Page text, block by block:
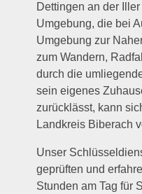
Dettingen an der
Umgebung, die bei
Umgebung zur
zum Wandern,
durch die
sein eigenes
zurücklässt, kann
Landkreis Biberach
Unser
geprüften und
Stunden am Tag für